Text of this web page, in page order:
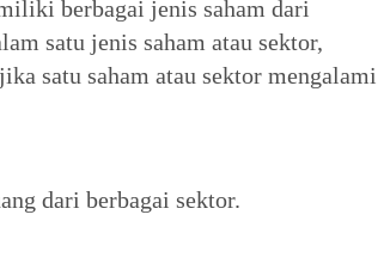
berbagai jenis saham dari
satu jenis saham atau sektor,
satu saham atau sektor mengalami
dari berbagai sektor.